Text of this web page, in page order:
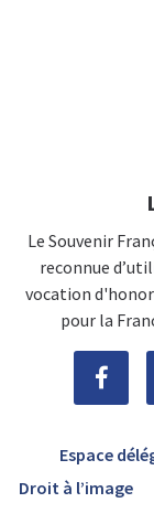
Le Souvenir
reconnue
vocation
pour la
Espace
Droit à l’image